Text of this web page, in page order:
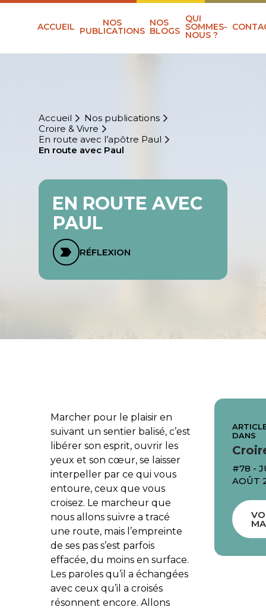
ACCUEIL NOS
PUBLICATIONS
NOS
BLOGS
QUI
SOMMES-
NOUS ?
Accueil
Nos publications
Croire & Vivre
En route avec l’apôtre Paul
En route avec Paul
EN ROUTE AVEC
PAUL
RÉFLEXION
Marcher pour le plaisir en
suivant un sentier balisé, c’est
libérer son esprit, ouvrir les
yeux et son cœur, se laisser
interpeller par ce qui vous
entoure, ceux que vous
croisez. Le marcheur que
nous allons suivre a tracé
une route, mais l’empreinte
de ses pas s’est parfois
effacée, du moins en surface.
Les paroles qu’il a échangées
avec ceux qu’il a croisés
résonnent encore. Allons
DANS
#78 -
AOÛT